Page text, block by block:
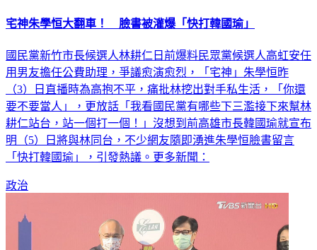
宅神朱學恒大翻車！ 臉書被灌爆「快打韓國瑜」
國民黨新竹市長候選人林耕仁日前爆料民眾黨候選人高虹安任
用男友擔任公費助理，爭議愈演愈烈，「宅神」朱學恒昨
（3）日直播時為高抱不平，痛批林挖出對手私生活，「你還
要不要當人」，更放話「我看國民黨有哪些下三濫接下來幫林
耕仁站台，站一個打一個！」沒想到前高雄市長韓國瑜就宣布
明（5）日將與林同台，不少網友隨即湧進朱學恒臉書留言
「快打韓國瑜」，引發熱議。更多新聞：
政治